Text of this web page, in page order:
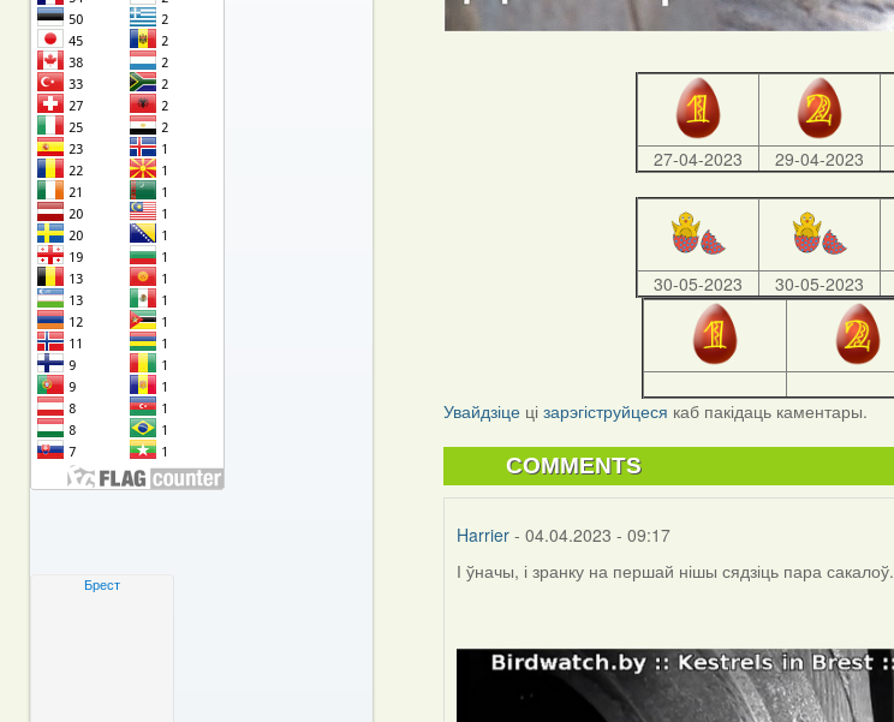
27-04-2023 29-04-2023
30-05-2023 30-05-2023
Увайдзіце цізарэгіструйцеся каб пакідаць каментары.
COMMENTS
Harrier - 04.04.2023 - 09:17
І ўначы, і зранку на першай нішы сядзіць пара сакалоў.
Брест